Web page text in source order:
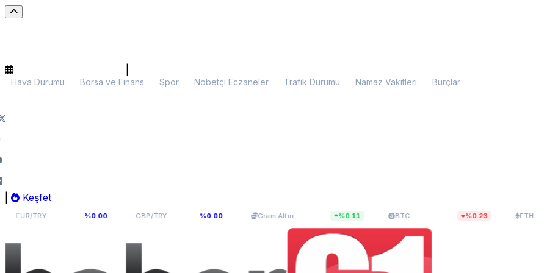
Hava Durumu Borsa ve Finans Spor Nöbetçi Eczaneler Trafik Durumu Namaz Vakitleri Burçlar
Keşfet
54,9398 GBP/TRY 64,131 %0.00 Gram Altın6.112,90 BTC $64.917,45 ETH $1.914,07